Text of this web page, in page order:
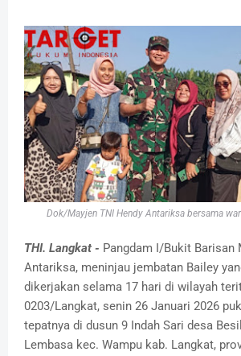
Dok/Mayjen TNI Hendy Antariksa bersama
THI. Langkat - Pangdam I/Bukit Barisan
Antariksa, meninjau jembatan Bailey
dikerjakan selama 17 hari di wilayah
0203/Langkat, senin 26 Januari 2026
tepatnya di dusun 9 Indah Sari desa
Lembasa kec. Wampu kab. Langkat,